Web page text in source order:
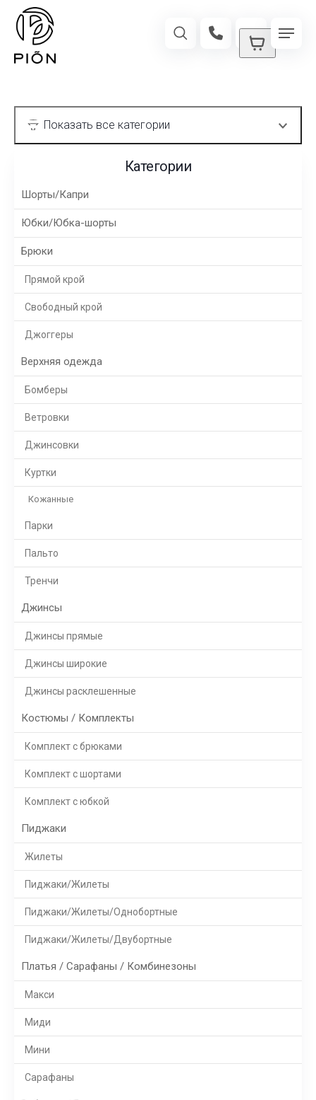
Категории
Шорты/Капри
Юбки/Юбка-шорты
Брюки
Прямой крой
Свободный крой
Джоггеры
Верхняя одежда
Бомберы
Ветровки
Джинсовки
Куртки
Кожанные
Парки
Пальто
Тренчи
Джинсы
Джинсы прямые
Джинсы широкие
Джинсы расклешенные
Костюмы / Комплекты
Комплект с брюками
Комплект с шортами
Комплект с юбкой
Пиджаки
Жилеты
Пиджаки/Жилеты
Пиджаки/Жилеты/Однобортные
Пиджаки/Жилеты/Двубортные
Платья / Сарафаны / Комбинезоны
Макси
Миди
Мини
Сарафаны